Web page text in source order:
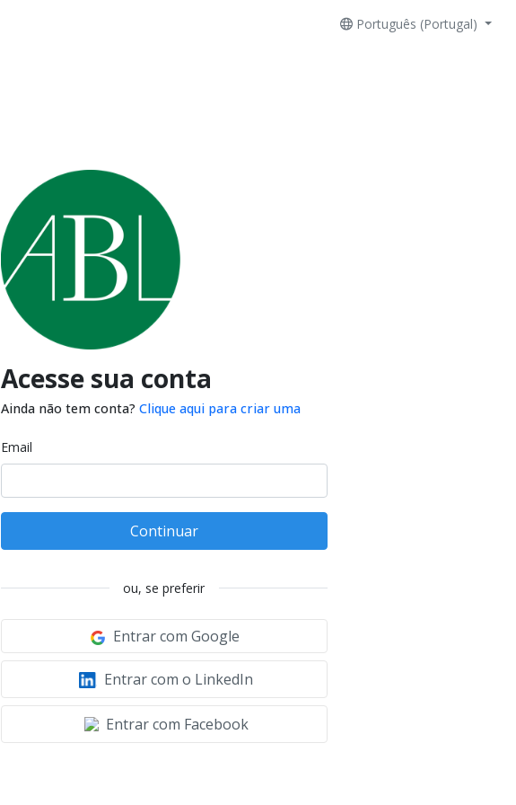
Português (Portugal)
Acesse sua conta
Ainda não tem conta? Clique aqui para criar uma
Email
Continuar
ou, se preferir
Entrar com Google
Entrar com o LinkedIn
Entrar com Facebook